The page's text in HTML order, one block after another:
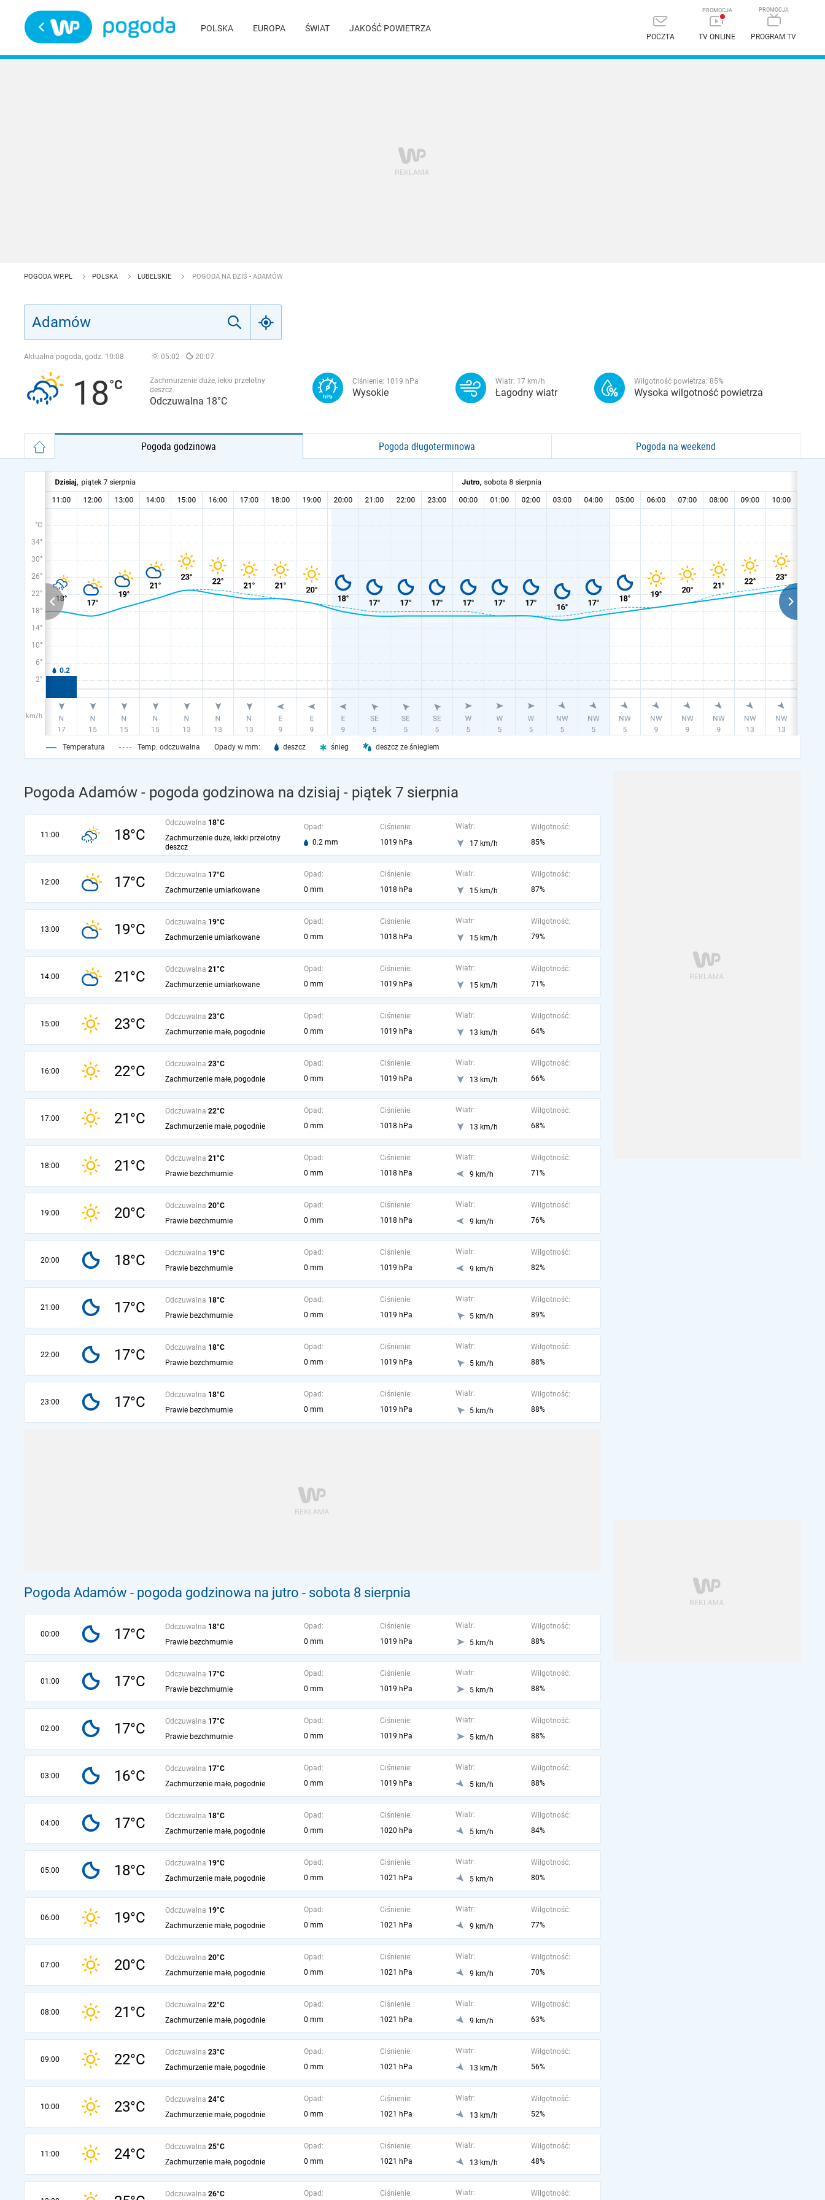
POLSKA EUROPA ŚWIAT JAKOŚĆ POWIETRZA
POCZTA TV ONLINE PROGRAM TV
POGODA WP.PL POLSKA LUBELSKIE POGODA NA DZIŚ - ADAMÓW
Aktualna pogoda, godz. 10:08 05:02 20:07
18
Zachmurzenie duże, lekki przelotny
deszcz
Odczuwalna 18°C
Ciśnienie: 1019 hPa
Wysokie
Wiatr: 17 km/h
Łagodny wiatr
Wilgotność powietrza: 85%
Wysoka wilgotność powietrza
Pogoda godzinowa Pogoda długoterminowa Pogoda na weekend
°C
34°
30°
26°
22°
18°
14°
10°
6°
2°
km/h
Temperatura Temp. odczuwalna Opady w mm: deszcz śnieg deszcz ze śniegiem
Pogoda Adamów - pogoda godzinowa na dzisiaj - piątek 7 sierpnia
11:00 18°C
Odczuwalna 18°C
Zachmurzenie duże, lekki przelotny
deszcz
Opad:
0.2 mm
Ciśnienie:
1019 hPa
Wiatr:
17 km/h
Wilgotność:
85%
12:00 17°C Odczuwalna 17°C
Zachmurzenie umiarkowane
Opad:
0 mm
Ciśnienie:
1018 hPa
Wiatr:
15 km/h
Wilgotność:
87%
13:00 19°C Odczuwalna 19°C
Zachmurzenie umiarkowane
Opad:
0 mm
Ciśnienie:
1018 hPa
Wiatr:
15 km/h
Wilgotność:
79%
14:00 21°C Odczuwalna 21°C
Zachmurzenie umiarkowane
Opad:
0 mm
Ciśnienie:
1019 hPa
Wiatr:
15 km/h
Wilgotność:
71%
15:00 23°C Odczuwalna 23°C
Zachmurzenie małe, pogodnie
Opad:
0 mm
Ciśnienie:
1019 hPa
Wiatr:
13 km/h
Wilgotność:
64%
16:00 22°C Odczuwalna 23°C
Zachmurzenie małe, pogodnie
Opad:
0 mm
Ciśnienie:
1019 hPa
Wiatr:
13 km/h
Wilgotność:
66%
17:00 21°C Odczuwalna 22°C
Zachmurzenie małe, pogodnie
Opad:
0 mm
Ciśnienie:
1018 hPa
Wiatr:
13 km/h
Wilgotność:
68%
18:00 21°C Odczuwalna 21°C
Prawie bezchmurnie
Opad:
0 mm
Ciśnienie:
1018 hPa
Wiatr:
9 km/h
Wilgotność:
71%
19:00 20°C Odczuwalna 20°C
Prawie bezchmurnie
Opad:
0 mm
Ciśnienie:
1018 hPa
Wiatr:
9 km/h
Wilgotność:
76%
20:00 18°C Odczuwalna 19°C
Prawie bezchmurnie
Opad:
0 mm
Ciśnienie:
1019 hPa
Wiatr:
9 km/h
Wilgotność:
82%
21:00 17°C Odczuwalna 18°C
Prawie bezchmurnie
Opad:
0 mm
Ciśnienie:
1019 hPa
Wiatr:
5 km/h
Wilgotność:
89%
22:00 17°C Odczuwalna 18°C
Prawie bezchmurnie
Opad:
0 mm
Ciśnienie:
1019 hPa
Wiatr:
5 km/h
Wilgotność:
88%
23:00 17°C Odczuwalna 18°C
Prawie bezchmurnie
Opad:
0 mm
Ciśnienie:
1019 hPa
Wiatr:
5 km/h
Wilgotność:
88%
Pogoda Adamów - pogoda godzinowa na jutro - sobota 8 sierpnia
00:00 17°C Odczuwalna 18°C
Prawie bezchmurnie
Opad:
0 mm
Ciśnienie:
1019 hPa
Wiatr:
5 km/h
Wilgotność:
88%
01:00 17°C Odczuwalna 17°C
Prawie bezchmurnie
Opad:
0 mm
Ciśnienie:
1019 hPa
Wiatr:
5 km/h
Wilgotność:
88%
02:00 17°C Odczuwalna 17°C
Prawie bezchmurnie
Opad:
0 mm
Ciśnienie:
1019 hPa
Wiatr:
5 km/h
Wilgotność:
88%
03:00 16°C Odczuwalna 17°C
Zachmurzenie małe, pogodnie
Opad:
0 mm
Ciśnienie:
1019 hPa
Wiatr:
5 km/h
Wilgotność:
88%
04:00 17°C Odczuwalna 18°C
Zachmurzenie małe, pogodnie
Opad:
0 mm
Ciśnienie:
1020 hPa
Wiatr:
5 km/h
Wilgotność:
84%
05:00 18°C Odczuwalna 19°C
Zachmurzenie małe, pogodnie
Opad:
0 mm
Ciśnienie:
1021 hPa
Wiatr:
5 km/h
Wilgotność:
80%
06:00 19°C Odczuwalna 19°C
Zachmurzenie małe, pogodnie
Opad:
0 mm
Ciśnienie:
1021 hPa
Wiatr:
9 km/h
Wilgotność:
77%
07:00 20°C Odczuwalna 20°C
Zachmurzenie małe, pogodnie
Opad:
0 mm
Ciśnienie:
1021 hPa
Wiatr:
9 km/h
Wilgotność:
70%
08:00 21°C Odczuwalna 22°C
Zachmurzenie małe, pogodnie
Opad:
0 mm
Ciśnienie:
1021 hPa
Wiatr:
9 km/h
Wilgotność:
63%
09:00 22°C Odczuwalna 23°C
Zachmurzenie małe, pogodnie
Opad:
0 mm
Ciśnienie:
1021 hPa
Wiatr:
13 km/h
Wilgotność:
56%
10:00 23°C Odczuwalna 24°C
Zachmurzenie małe, pogodnie
Opad:
0 mm
Ciśnienie:
1021 hPa
Wiatr:
13 km/h
Wilgotność:
52%
11:00 24°C Odczuwalna 25°C
Zachmurzenie małe, pogodnie
Opad:
0 mm
Ciśnienie:
1021 hPa
Wiatr:
13 km/h
Wilgotność:
48%
Odczuwalna 26°C Opad: Ciśnienie: Wiatr: Wilgotność: